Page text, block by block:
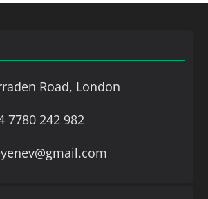
Road, London
7780 242 982